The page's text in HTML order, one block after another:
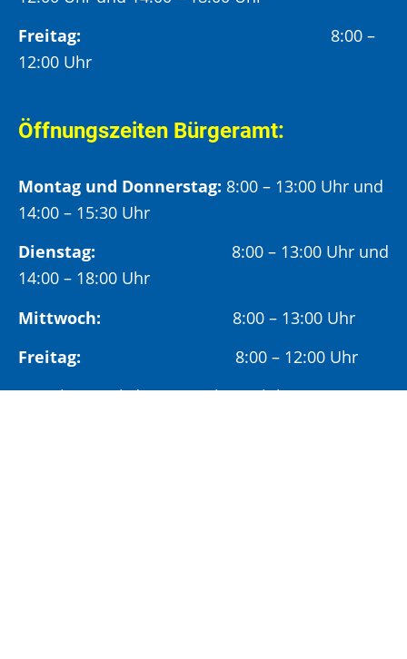
Freitag:
8:00 –
12:00 Uhr
Öffnungszeiten Bürgeramt:
Montag und Donnerstag: 8:00 – 13:00 Uhr und
14:00 – 15:30 Uhr
Dienstag: 8:00 – 13:00 Uhr und
14:00 – 18:00 Uhr
Mittwoch: 8:00 – 13:00 Uhr
Freitag:
8:00 – 12:00 Uhr
Vormittags wird um Terminvereinbarung